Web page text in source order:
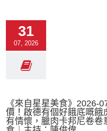
31
07, 2026
《來自星星美食》2026-
價！啟德有個好餓底嘅餓
有情懷，臘肉卡邦尼卷卷